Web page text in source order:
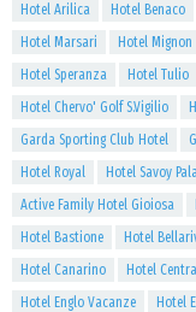
Hotel Arilica
Hotel Benaco
Hotel Marsari
Hotel Mignon
Hotel Speranza
Hotel Tulio
Hotel Chervo' Golf S.Vigilio
Garda Sporting Club Hotel
Hotel Royal
Hotel Savoy
Active Family Hotel Gioiosa
Hotel Bastione
Hotel
Hotel Canarino
Hotel
Hotel Englo Vacanze
Hotel